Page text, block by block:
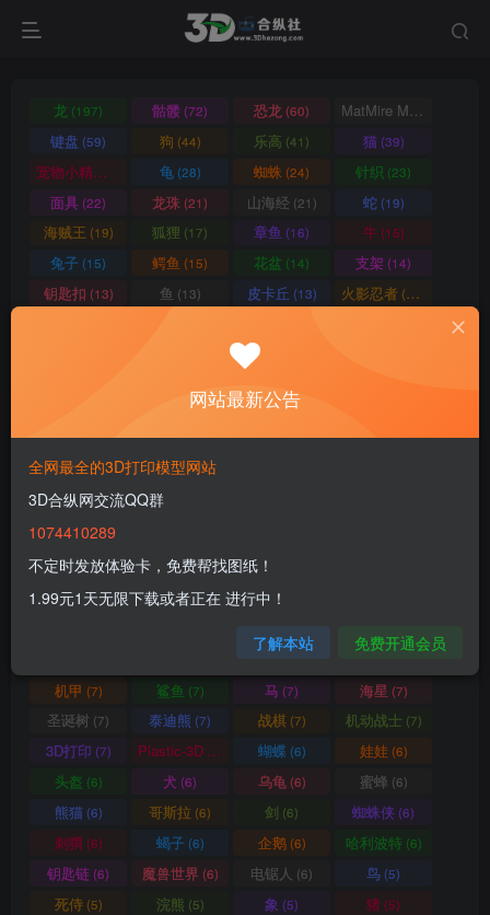
龙 (197) 骷髅 (72) 恐龙 (60) MatMire Makes
键盘 (59) 狗 (44) 乐高 (41) 猫(39)
宠物小精灵 龟(28) 蜘蛛 (24) 针织 (23)
面具 (22) 龙珠 (21) 山海经 (21) 蛇(19)
海贼王 (19) 狐狸 (17) 章鱼 (16) 牛(15)
兔子 (15) 鳄鱼 (15) 花盆 (14) 支架 (14)
钥匙扣 (13) 鱼 (13) 皮卡丘 (13) 火影忍者 (13)
高达
笔筒
忍者神龟(9) 霸王龙(9)
蜥蜴(9) 圣诞
猴子(8)
河马(8) 犀牛(8)
三角龙(8) 灯光(8) 幽灵
机甲 (7) 鲨鱼 (7) 马 (7) 海星 (7)
圣诞树 (7) 泰迪熊 (7) 战棋(7) 机动战士(7)
3D打印 (7) Plastic-3D 蝴蝶 (6) 娃娃(6)
头盔 (6) 犬 (6) 乌龟(6) 蜜蜂 (6)
熊猫(6) 哥斯拉 (6) 剑 (6) 蜘蛛侠 (6)
刺猬 (6) 蝎子(6) 企鹅(6) 哈利波特(6)
钥匙链 (6) 魔兽世界 (6) 电锯人 (6) 鸟 (5)
死侍(5) 浣熊 (5) 象 (5) 猪 (5)
网站最新公告
全网最全的3D打印模型网站
3D合纵网交流QQ群
1074410289
不定时发放体验卡，免费帮找图纸！
1.99元1天无限下载或者正在 进行中！
了解本站 免费开通会员